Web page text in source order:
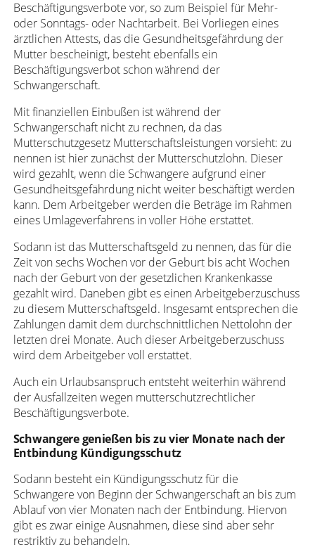
Beschäftigungsverbote vor, so zum Beispiel für Mehr-
oder Sonntags- oder Nachtarbeit. Bei Vorliegen eines
ärztlichen Attests, das die Gesundheitsgefährdung der
Mutter bescheinigt, besteht ebenfalls ein
Beschäftigungsverbot schon während der
Schwangerschaft.
Mit finanziellen Einbußen ist während der
Schwangerschaft nicht zu rechnen, da das
Mutterschutzgesetz Mutterschaftsleistungen vorsieht: zu
nennen ist hier zunächst der Mutterschutzlohn. Dieser
wird gezahlt, wenn die Schwangere aufgrund einer
Gesundheitsgefährdung nicht weiter beschäftigt werden
kann. Dem Arbeitgeber werden die Beträge im Rahmen
eines Umlageverfahrens in voller Höhe erstattet.
Sodann ist das Mutterschaftsgeld zu nennen, das für die
Zeit von sechs Wochen vor der Geburt bis acht Wochen
nach der Geburt von der gesetzlichen Krankenkasse
gezahlt wird. Daneben gibt es einen Arbeitgeberzuschuss
zu diesem Mutterschaftsgeld. Insgesamt entsprechen die
Zahlungen damit dem durchschnittlichen Nettolohn der
letzten drei Monate. Auch dieser Arbeitgeberzuschuss
wird dem Arbeitgeber voll erstattet.
Auch ein Urlaubsanspruch entsteht weiterhin während
der Ausfallzeiten wegen mutterschutzrechtlicher
Beschäftigungsverbote.
Schwangere genießen bis zu vier Monate nach der
Entbindung Kündigungsschutz
Sodann besteht ein Kündigungsschutz für die
Schwangere von Beginn der Schwangerschaft an bis zum
Ablauf von vier Monaten nach der Entbindung. Hiervon
gibt es zwar einige Ausnahmen, diese sind aber sehr
restriktiv zu behandeln.